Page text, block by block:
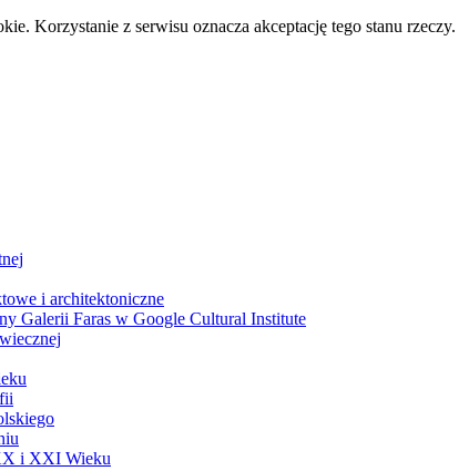
Korzystanie z serwisu oznacza akceptację tego stanu rzeczy.
i architektoniczne
Galerii Faras w Google Cultural Institute
i XXI Wieku